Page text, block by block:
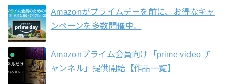
Amazonがプライムデーを前に、お得なキャ
ンペーンを多数開催中。
Amazonプライム会員向け「prime video チ
ャンネル」提供開始【作品一覧】